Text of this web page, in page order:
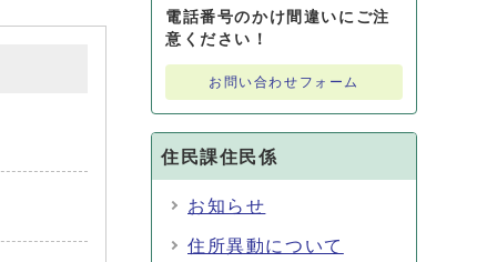
電話番号のかけ間違いにご注
意ください！
お問い合わせフォーム
住民課住民係
お知らせ
住所異動について